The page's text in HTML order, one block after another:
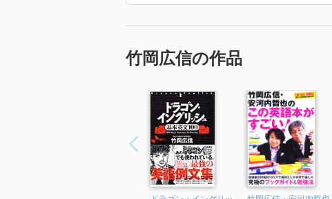
「2020年 『必携英単語LEAP Basic』 で使
竹岡広信の作品